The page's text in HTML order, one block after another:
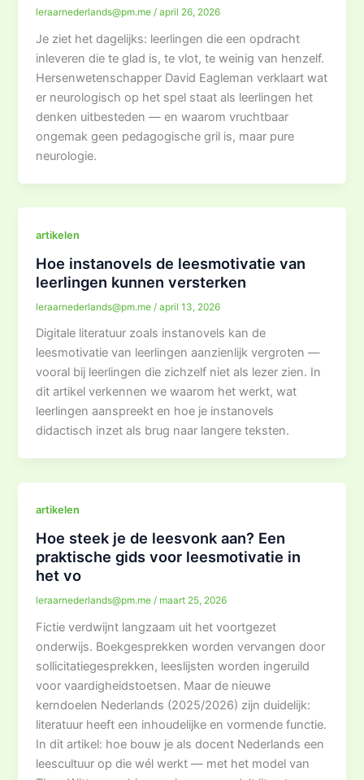
leraarnederlands@pm.me/april 26, 2026
Je ziet het dagelijks: leerlingen die een opdracht
inleveren die te glad is, te vlot, te weinig van henzelf.
Hersenwetenschapper David Eagleman verklaart wat
er neurologisch op het spel staat als leerlingen het
denken uitbesteden — en waarom vruchtbaar
ongemak geen pedagogische gril is, maar pure
neurologie.
artikelen
Hoe instanovels de leesmotivatie van
leerlingen kunnen versterken
leraarnederlands@pm.me /april 13, 2026
Digitale literatuur zoals instanovels kan de
leesmotivatie van leerlingen aanzienlijk vergroten —
vooral bij leerlingen die zichzelf niet als lezer zien. In
dit artikel verkennen we waarom het werkt, wat
leerlingen aanspreekt en hoe je instanovels
didactisch inzet als brug naar langere teksten.
artikelen
Hoe steek je de leesvonk aan? Een
praktische gids voor leesmotivatie in
het vo
leraarnederlands@pm.me/ maart 25, 2026
Fictie verdwijnt langzaam uit het voortgezet
onderwijs. Boekgesprekken worden vervangen door
sollicitatiegesprekken, leeslijsten worden ingeruild
voor vaardigheidstoetsen. Maar de nieuwe
kerndoelen Nederlands (2025/2026) zijn duidelijk:
literatuur heeft een inhoudelijke en vormende functie.
In dit artikel: hoe bouw je als docent Nederlands een
leescultuur op die wél werkt — met het model van